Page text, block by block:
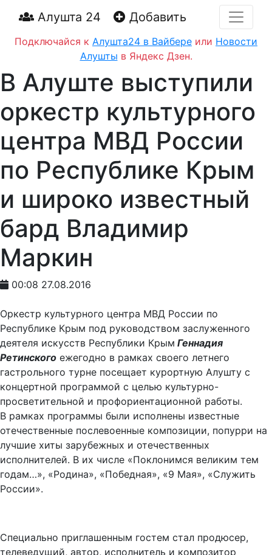
Алушта 24 Добавить
Подключайся к Алушта24 в Вайбере или Новости
Алушты в Яндекс Дзен.
В Алуште выступили
оркестр культурного
центра МВД России
по Республике Крым
и широко известный
бард Владимир
Маркин
00:08 27.08.2016
Оркестр культурного центра МВД России по
Республике Крым под руководством заслуженного
деятеля искусств Республики Крым Геннадия
Ретинского ежегодно в рамках своего летнего
гастрольного турне посещает курортную Алушту с
концертной программой с целью культурно-
просветительной и профориентационной работы.
В рамках программы были исполнены известные
отечественные послевоенные композиции, попурри на
лучшие хиты зарубежных и отечественных
исполнителей. В их числе «Поклонимся великим тем
годам…», «Родина», «Победная», «9 Мая», «Служить
России».
Специально приглашенным гостем стал продюсер,
телеведущий, автор, исполнитель и композитор